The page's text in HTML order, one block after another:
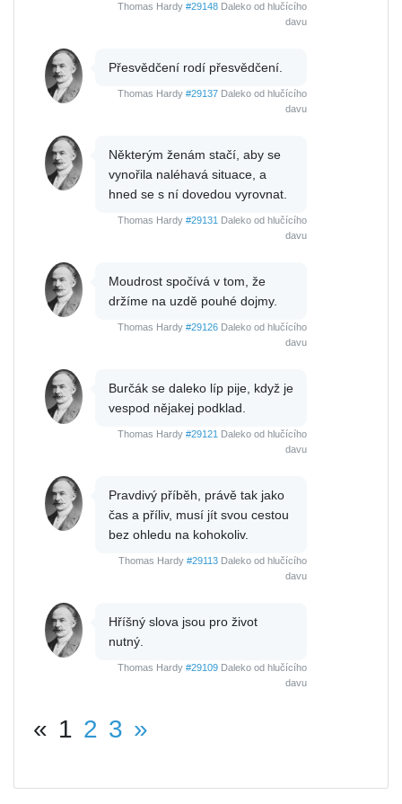
Thomas Hardy #29148 Daleko od hlučícího
davu
Přesvědčení rodí přesvědčení.
Thomas Hardy #29137 Daleko od hlučícího
davu
Některým ženám stačí, aby se
vynořila naléhavá situace, a
hned se s ní dovedou vyrovnat.
Thomas Hardy #29131 Daleko od hlučícího
davu
Moudrost spočívá v tom, že
držíme na uzdě pouhé dojmy.
Thomas Hardy #29126 Daleko od hlučícího
davu
Burčák se daleko líp pije, když je
vespod nějakej podklad.
Thomas Hardy #29121 Daleko od hlučícího
davu
Pravdivý příběh, právě tak jako
čas a příliv, musí jít svou cestou
bez ohledu na kohokoliv.
Thomas Hardy #29113 Daleko od hlučícího
davu
Hříšný slova jsou pro život
nutný.
Thomas Hardy #29109 Daleko od hlučícího
davu
« 1 2 3 »